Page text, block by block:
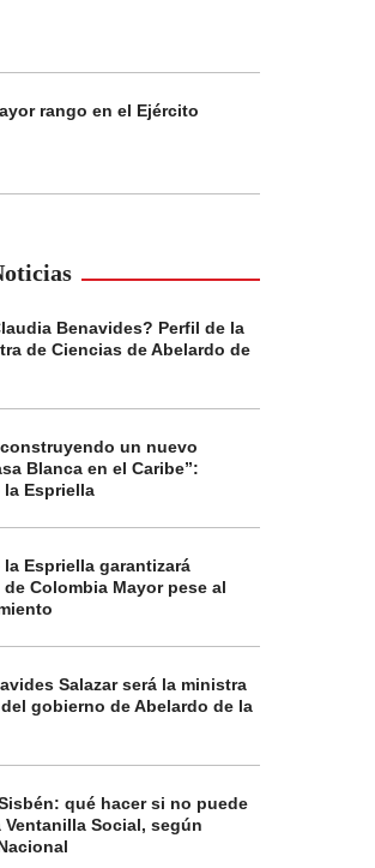
rango en el Ejército
Benavides? Perfil de la
de Ciencias de Abelardo de
un nuevo
Blanca en el Caribe”:
Espriella
Espriella garantizará
Colombia Mayor pese al
Salazar será la ministra
gobierno de Abelardo de la
qué hacer si no puede
Ventanilla Social, según